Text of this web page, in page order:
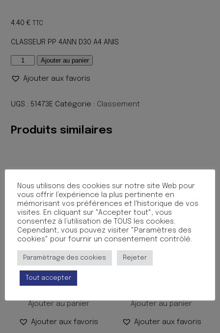
4.40€ TTC
CLASSEUR PP 4ANN D30 A4 ANIS
quantité
CLASSEUR
4ANN
A4
ANIS
Ajouter au panier
Ajouter aux favoris
UGS : 51473E Catégorie : Classement
Produits similaires
CHEMISE 3RABATS A5
PPGLASS ASS
3.50
Ajouter au panier
Ajouter aux favoris
CHEMISE 3 RABATS ELAST
17X22 ASS.
Ajouter au panier
Ajouter aux favoris
Nous utilisons des cookies sur notre site Web pour
vous offrir l’expérience la plus pertinente en
mémorisant vos préférences et l'historique de vos
visites. En cliquant sur "Accepter tout", vous
consentez à l’utilisation de TOUS les cookies.
Cependant, vous pouvez visiter "Paramètres des
cookies" pour fournir un consentement contrôlé.
Paramètrage des cookies Rejeter
Tout accepter